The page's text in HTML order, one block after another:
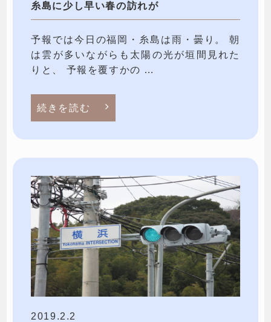
糸島に少し早い春の訪れが
予報では今日の福岡・糸島は雨・曇り。 朝
は雲が多いながらも太陽の光が垣間見れた
りと、 予報を覆すかの …
続きを読む
2019.2.2